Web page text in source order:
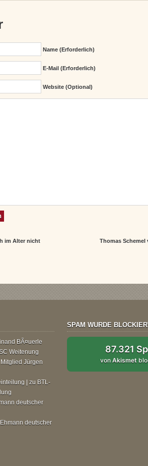
Name (erforderlich)
E-Mail (erforderlich)
Website (Optional)
im Alter nicht Thomas Schemel
BÃ¤uerle
Weitenung
Jürgen
|
zu BTL-
deutscher
deutscher
SPAM WURDE
87.321
vonAkismet